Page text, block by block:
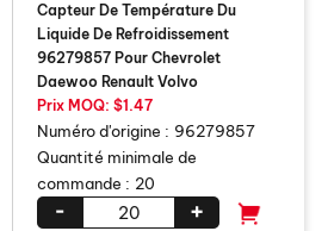
Capteur De Température Du
Liquide De Refroidissement
96279857 Pour Chevrolet
Daewoo Renault Volvo
Prix ​​MOQ: $1.47
Numéro d'origine : 96279857
Quantité minimale de
commande : 20
+
-